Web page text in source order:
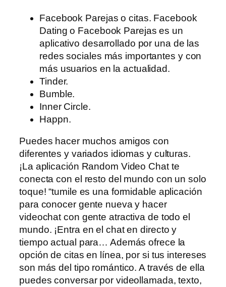
Facebook Parejas o citas. Facebook
Dating o Facebook Parejas es un
aplicativo desarrollado por una de las
redes sociales más importantes y con
más usuarios en la actualidad.
Tinder.
Bumble.
Inner Circle.
Happn.
Puedes hacer muchos amigos con
diferentes y variados idiomas y culturas.
¡La aplicación Random Video Chat te
conecta con el resto del mundo con un solo
toque! “tumile es una formidable aplicación
para conocer gente nueva y hacer
videochat con gente atractiva de todo el
mundo. ¡Entra en el chat en directo y
tiempo actual para… Además ofrece la
opción de citas en línea, por si tus intereses
son más del tipo romántico. A través de ella
puedes conversar por videollamada, texto,